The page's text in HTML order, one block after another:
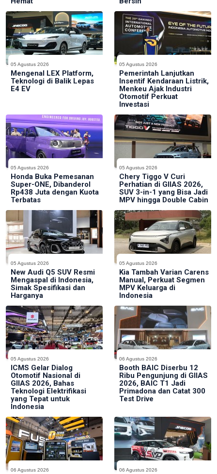
05 Agustus 2026
Mengenal LEX Platform,
Teknologi di Balik Lepas
E4 EV
05 Agustus 2026
Pemerintah Lanjutkan
Insentif Kendaraan Listrik,
Menkeu Ajak Industri
Otomotif Perkuat
Investasi
05 Agustus 2026
Honda Buka Pemesanan
Super-ONE, Dibanderol
Rp438 Juta dengan Kuota
Terbatas
05 Agustus 2026
Chery Tiggo V Curi
Perhatian di GIIAS 2026,
SUV 3-in-1 yang Bisa Jadi
MPV hingga Double Cabin
05 Agustus 2026
New Audi Q5 SUV Resmi
Mengaspal di Indonesia,
Simak Spesifikasi dan
Harganya
05 Agustus 2026
Kia Tambah Varian Carens
Manual, Perkuat Segmen
MPV Keluarga di
Indonesia
05 Agustus 2026
ICMS Gelar Dialog
Otomotif Nasional di
GIIAS 2026, Bahas
Teknologi Elektrifikasi
yang Tepat untuk
Indonesia
06 Agustus 2026
Booth BAIC Diserbu 12
Ribu Pengunjung di GIIAS
2026, BAIC T1 Jadi
Primadona dan Catat 300
Test Drive
06 Agustus 2026 06 Agustus 2026